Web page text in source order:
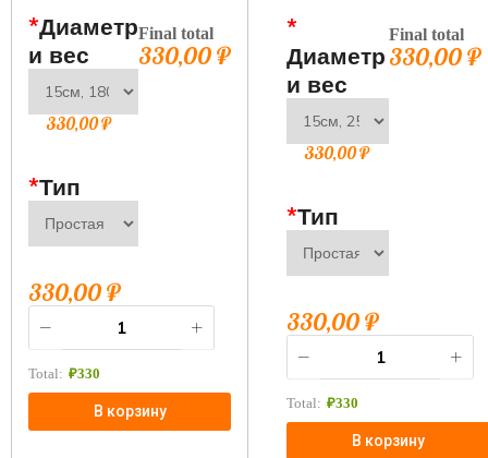
*Диаметр
и вес
330,00₽
*Тип
Final total
330,00₽
330,00₽
Total: ₽330
В корзину
*
Диаметр
и вес
330,00₽
*Тип
Final total
330,00₽
330,00₽
Total: ₽330
В корзину